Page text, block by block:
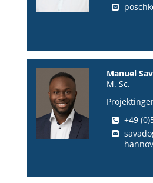
Manuel
M. Sc.
+49